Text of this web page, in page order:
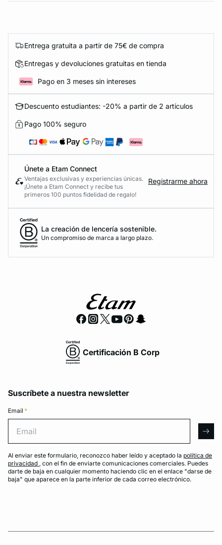
Entrega gratuita a partir de 75€ de compra
Entregas y devoluciones gratuitas en tienda
Pago en 3 meses sin intereses
Descuento estudiantes: -20% a partir de 2 artículos
Pago 100% seguro
Únete a Etam Connect
Ventajas exclusivas y experiencias únicas.
¡Únete a Etam Connect y recibe tus
primeros 100 puntos fidelidad de regalo!
Registrarme ahora
La creación de lencería sostenible.
Un compromiso de marca a largo plazo.
Certificación B Corp
Suscríbete a nuestra newsletter
Email *
Al enviar este formulario, reconozco haber leído y aceptado la política de
privacidad , con el fin de enviarte comunicaciones comerciales. Puedes
darte de baja en cualquier momento haciendo clic en el enlace "darse de
baja" que aparece en la parte inferior de cada correo electrónico.